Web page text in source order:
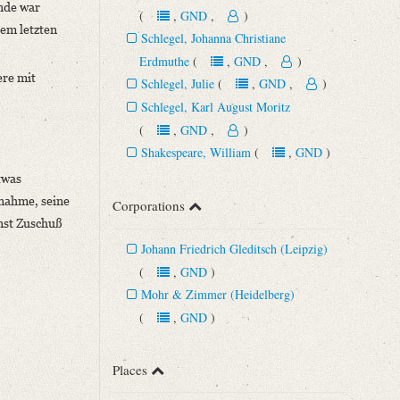
war
letzten
mit
seine
Zuschuß
(, GND, )
Schlegel, Johanna Christiane
Erdmuthe (, GND, )
Schlegel, Julie (, GND, )
Schlegel, Karl August Moritz
(, GND, )
Shakespeare, William (, GND)
Corporations
Johann Friedrich Gleditsch (Leipzig)
(, GND)
Mohr & Zimmer (Heidelberg)
(, GND)
Places